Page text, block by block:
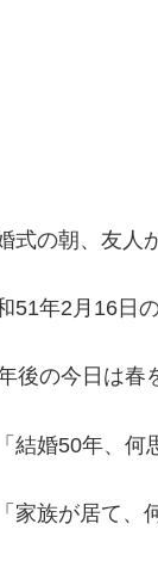
式の朝、友人
51年2月16日
後の今日は春
結婚50年、何
家族が居て、